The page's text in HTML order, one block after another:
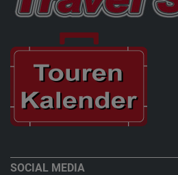
SOCIAL MEDIA